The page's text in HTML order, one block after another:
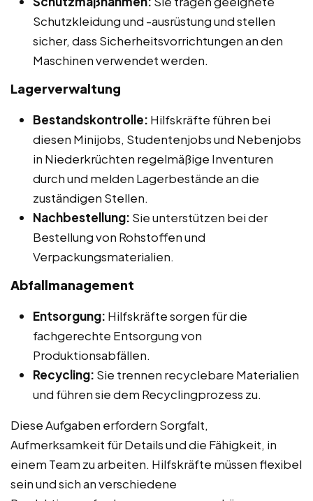
Schutzkleidung und -ausrüstung und stellen
sicher, dass Sicherheitsvorrichtungen an den
Maschinen verwendet werden.
Lagerverwaltung
Bestandskontrolle: Hilfskräfte führen bei
diesen Minijobs, Studentenjobs und Nebenjobs
in Niederkrüchten regelmäßige Inventuren
durch und melden Lagerbestände an die
zuständigen Stellen.
Nachbestellung: Sie unterstützen bei der
Bestellung von Rohstoffen und
Verpackungsmaterialien.
Abfallmanagement
Entsorgung: Hilfskräfte sorgen für die
fachgerechte Entsorgung von
Produktionsabfällen.
Recycling: Sie trennen recyclebare Materialien
und führen sie dem Recyclingprozess zu.
Diese Aufgaben erfordern Sorgfalt,
Aufmerksamkeit für Details und die Fähigkeit, in
einem Team zu arbeiten. Hilfskräfte müssen flexibel
sein und sich an verschiedene